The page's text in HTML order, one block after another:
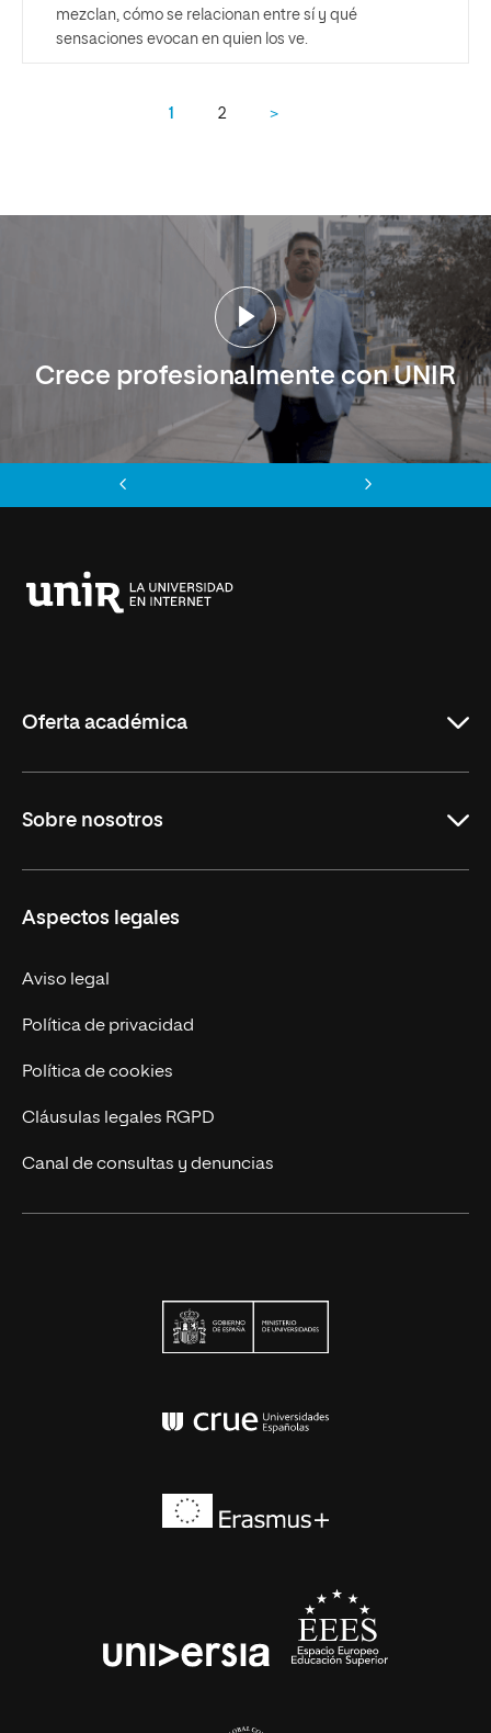
mezclan, cómo se relacionan entre sí y qué
sensaciones evocan en quien los ve.
1 2 >
Crece profesionalmente con UNIR
Oferta académica
Maestrías
Sobre nosotros
Trabaja en UNIR
Actualidad UNIR
Contáctanos
Aspectos legales
Aviso legal
Política de privacidad
Política de cookies
Cláusulas legales RGPD
Canal de consultas y denuncias